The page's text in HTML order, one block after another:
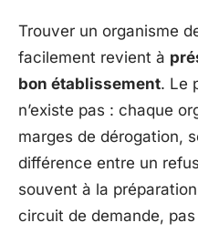
Trouver un organisme
facilement revient à
bon établissement. Le
n’existe pas : chaque
marges de dérogation,
différence entre un
souvent à la
circuit de demande,